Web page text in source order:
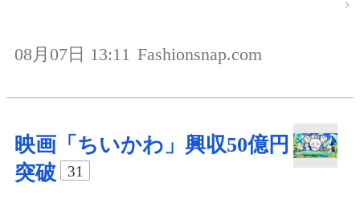
08月07日 13:11 Fashionsnap.com
映画「ちいかわ」興収50億円
突破
31